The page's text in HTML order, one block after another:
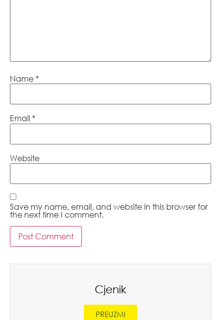
Name *
Email *
Website
Save my name, email, and website in this browser for
the next time I comment.
Cjenik
PREUZMI